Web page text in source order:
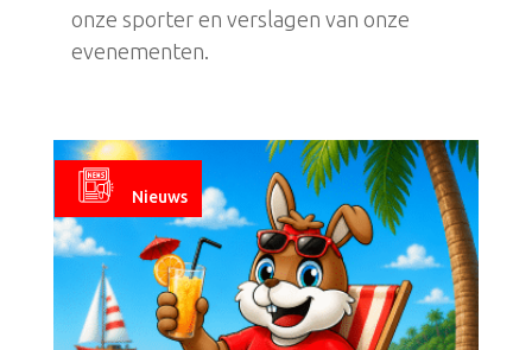
onze sporter en verslagen van onze
evenementen.
Nieuws